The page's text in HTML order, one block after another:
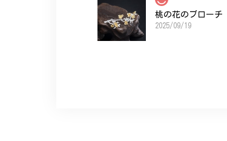
桃の花のブロー
2025/09/19